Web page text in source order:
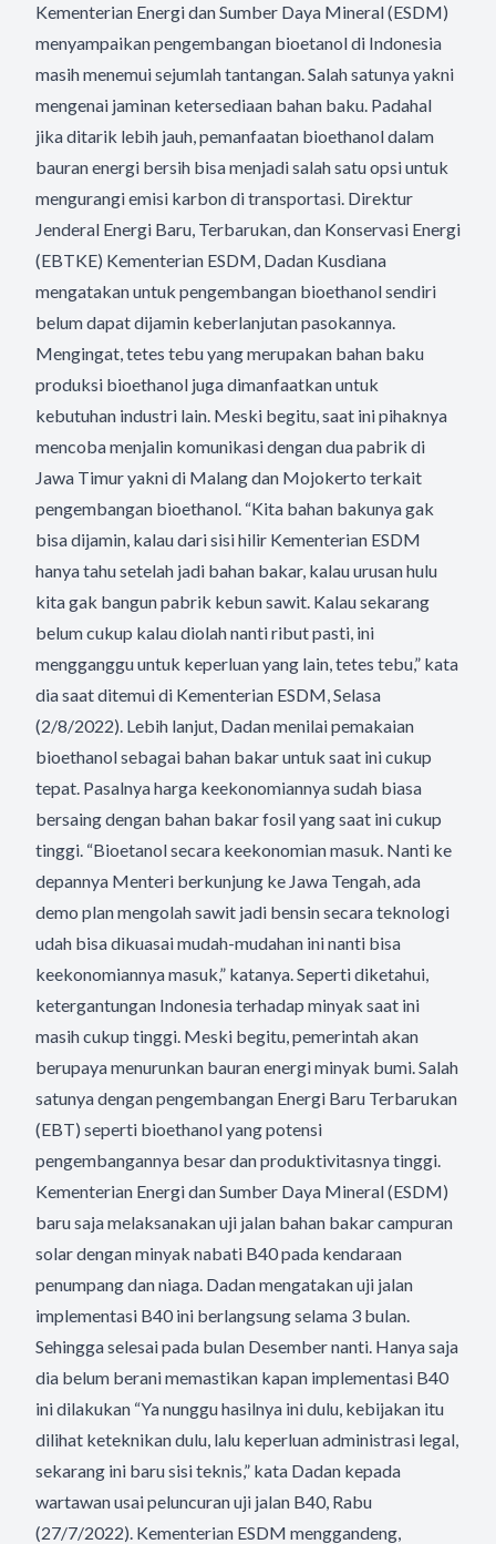
Kementerian Energi dan Sumber Daya Mineral (ESDM)
menyampaikan pengembangan bioetanol di Indonesia
masih menemui sejumlah tantangan. Salah satunya yakni
mengenai jaminan ketersediaan bahan baku. Padahal
jika ditarik lebih jauh, pemanfaatan bioethanol dalam
bauran energi bersih bisa menjadi salah satu opsi untuk
mengurangi emisi karbon di transportasi. Direktur
Jenderal Energi Baru, Terbarukan, dan Konservasi Energi
(EBTKE) Kementerian ESDM, Dadan Kusdiana
mengatakan untuk pengembangan bioethanol sendiri
belum dapat dijamin keberlanjutan pasokannya.
Mengingat, tetes tebu yang merupakan bahan baku
produksi bioethanol juga dimanfaatkan untuk
kebutuhan industri lain. Meski begitu, saat ini pihaknya
mencoba menjalin komunikasi dengan dua pabrik di
Jawa Timur yakni di Malang dan Mojokerto terkait
pengembangan bioethanol. “Kita bahan bakunya gak
bisa dijamin, kalau dari sisi hilir Kementerian ESDM
hanya tahu setelah jadi bahan bakar, kalau urusan hulu
kita gak bangun pabrik kebun sawit. Kalau sekarang
belum cukup kalau diolah nanti ribut pasti, ini
mengganggu untuk keperluan yang lain, tetes tebu,” kata
dia saat ditemui di Kementerian ESDM, Selasa
(2/8/2022). Lebih lanjut, Dadan menilai pemakaian
bioethanol sebagai bahan bakar untuk saat ini cukup
tepat. Pasalnya harga keekonomiannya sudah biasa
bersaing dengan bahan bakar fosil yang saat ini cukup
tinggi. “Bioetanol secara keekonomian masuk. Nanti ke
depannya Menteri berkunjung ke Jawa Tengah, ada
demo plan mengolah sawit jadi bensin secara teknologi
udah bisa dikuasai mudah-mudahan ini nanti bisa
keekonomiannya masuk,” katanya. Seperti diketahui,
ketergantungan Indonesia terhadap minyak saat ini
masih cukup tinggi. Meski begitu, pemerintah akan
berupaya menurunkan bauran energi minyak bumi. Salah
satunya dengan pengembangan Energi Baru Terbarukan
(EBT) seperti bioethanol yang potensi
pengembangannya besar dan produktivitasnya tinggi.
Kementerian Energi dan Sumber Daya Mineral (ESDM)
baru saja melaksanakan uji jalan bahan bakar campuran
solar dengan minyak nabati B40 pada kendaraan
penumpang dan niaga. Dadan mengatakan uji jalan
implementasi B40 ini berlangsung selama 3 bulan.
Sehingga selesai pada bulan Desember nanti. Hanya saja
dia belum berani memastikan kapan implementasi B40
ini dilakukan “Ya nunggu hasilnya ini dulu, kebijakan itu
dilihat keteknikan dulu, lalu keperluan administrasi legal,
sekarang ini baru sisi teknis,” kata Dadan kepada
wartawan usai peluncuran uji jalan B40, Rabu
(27/7/2022). Kementerian ESDM menggandeng,